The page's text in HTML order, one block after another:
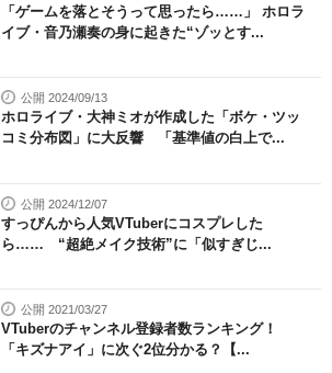
「ゲームを落とそうって思ったら……」 ホロラ
イブ・音乃瀬奏の身に起きた“ゾッとす...
公開 2024/09/13
ホロライブ・大神ミオが作成した「ボケ・ツッ
コミ分布図」に大反響 「基準値の白上で...
公開 2024/12/07
すっぴんから人気VTuberにコスプレした
ら…… “超絶メイク技術”に「似すぎじ...
公開 2021/03/27
VTuberのチャンネル登録者数ランキング！
「キズナアイ」に次ぐ2位分かる？【...